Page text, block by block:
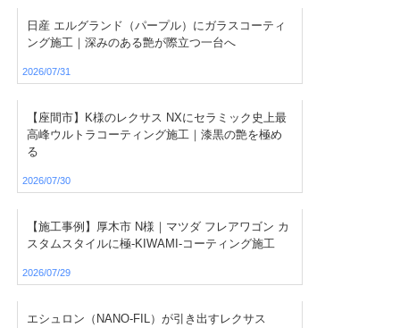
日産 エルグランド（パープル）にガラスコーティ
ング施工｜深みのある艶が際立つ一台へ
2026/07/31
【座間市】K様のレクサス NXにセラミック史上最
高峰ウルトラコーティング施工｜漆黒の艶を極め
る
2026/07/30
【施工事例】厚木市 N様｜マツダ フレアワゴン カ
スタムスタイルに極-KIWAMI-コーティング施工
2026/07/29
エシュロン（NANO-FIL）が引き出すレクサス